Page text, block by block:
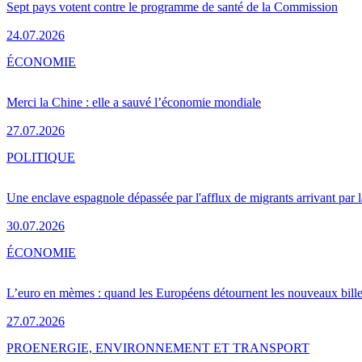
Sept pays votent contre le programme de santé de la Commission
24.07.2026
Merci la Chine : elle a sauvé l’économie mondiale
27.07.2026
ÉCONOMIE
Une enclave espagnole dépassée par l'afflux de migrants arrivant par
30.07.2026
POLITIQUE
L’euro en mèmes : quand les Européens détournent les nouveaux
27.07.2026
ÉCONOMIE
PROENERGIE, ENVIRONNEMENT ET TRANSPORT